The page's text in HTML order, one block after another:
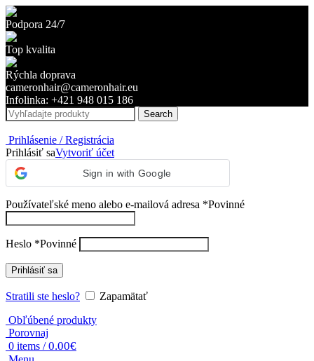
Podpora 24/7
Top kvalita
Rýchla doprava
cameronhair@cameronhair.eu
Infolinka: +421 948 015 186
Search
Prihlásenie / Registrácia
Prihlásiť saVytvoriť účet
Sign in with Google
Používateľské meno alebo e-mailová adresa *Povinné
Heslo *Povinné
Prihlásiť sa
Stratili ste heslo?
Zapamätať
Obľúbené produkty
Porovnaj
0 items / 0.00€